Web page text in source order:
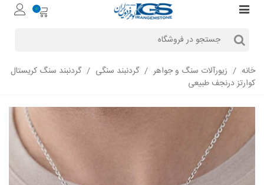
0
خانه / زیورآلات سنگ و جواهر / گردنبند سنگی / گردنبند سنگ کریستال
کوارتز درنجف طبیعی